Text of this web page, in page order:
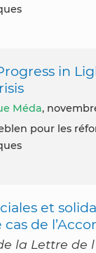
in
Méda,
pour les
et
cas de
la Lettre de